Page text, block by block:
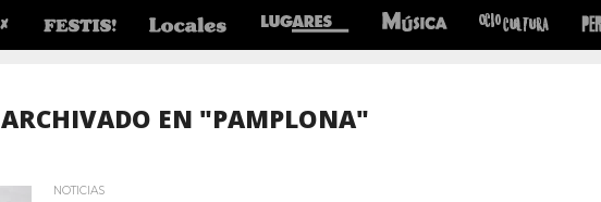
ARCHIVADO EN "PAMPLONA"
NOTICIAS